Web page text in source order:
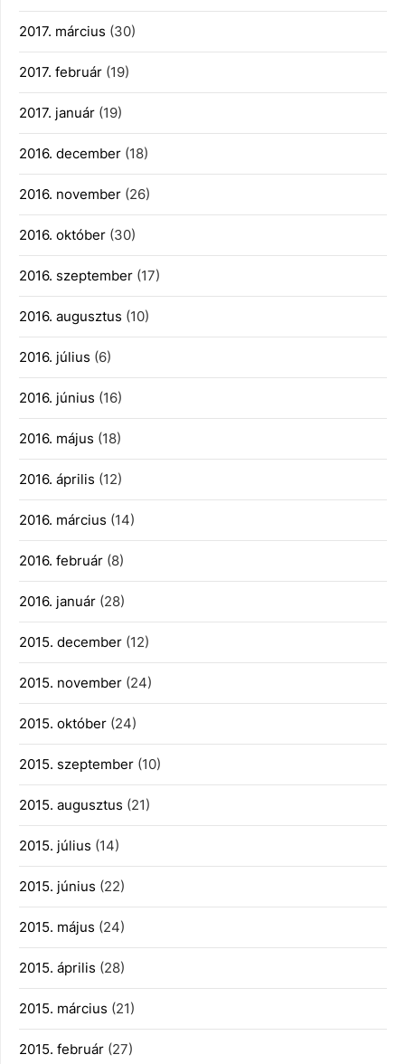
2017. március (30)
2017. február (19)
2017. január (19)
2016. december (18)
2016. november (26)
2016. október (30)
2016. szeptember (17)
2016. augusztus (10)
2016. július (6)
2016. június (16)
2016. május (18)
2016. április (12)
2016. március (14)
2016. február (8)
2016. január (28)
2015. december (12)
2015. november (24)
2015. október (24)
2015. szeptember (10)
2015. augusztus (21)
2015. július (14)
2015. június (22)
2015. május (24)
2015. április (28)
2015. március (21)
2015. február (27)